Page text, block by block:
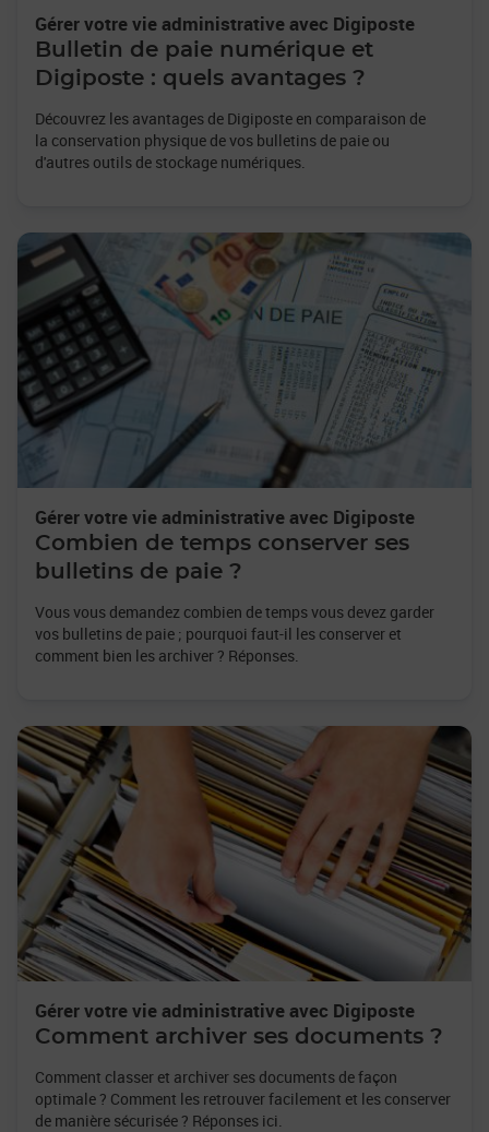
Gérer votre vie administrative avec Digiposte
Bulletin de paie numérique et
Digiposte : quels avantages ?
Découvrez les avantages de Digiposte en comparaison de
la conservation physique de vos bulletins de paie ou
d'autres outils de stockage numériques.
Gérer votre vie administrative avec Digiposte
Combien de temps conserver ses
bulletins de paie ?
Vous vous demandez combien de temps vous devez garder
vos bulletins de paie ; pourquoi faut-il les conserver et
comment bien les archiver ? Réponses.
Gérer votre vie administrative avec Digiposte
Comment archiver ses documents ?
Comment classer et archiver ses documents de façon
optimale ? Comment les retrouver facilement et les conserver
de manière sécurisée ? Réponses ici.